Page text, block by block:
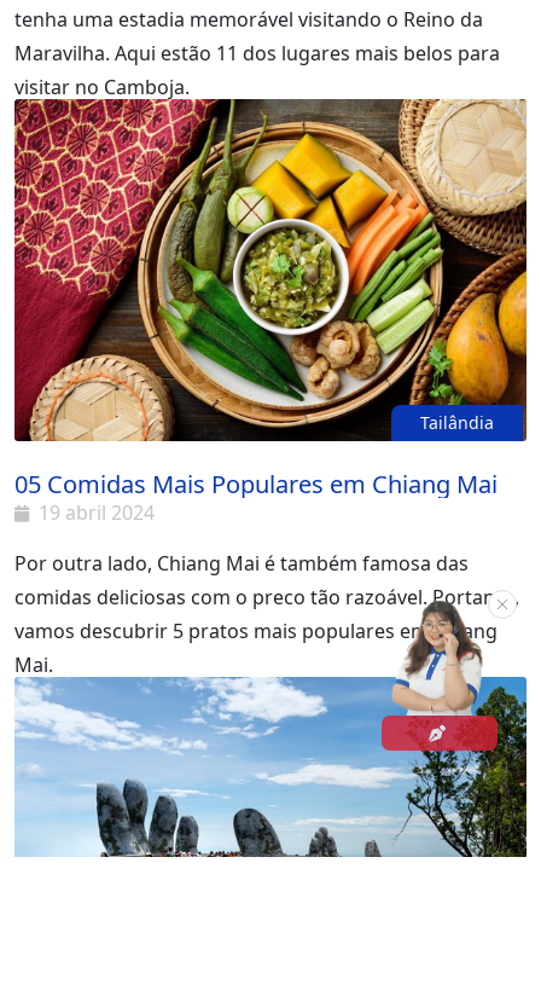
tenha uma estadia memorável visitando o Reino da
Maravilha. Aqui estão 11 dos lugares mais belos para
visitar no Camboja.
Tailândia
05 Comidas Mais Populares em Chiang Mai
19 abril 2024
Por outra lado, Chiang Mai é também famosa das
comidas deliciosas com o preco tão razoável. Portanto,
vamos descubrir 5 pratos mais populares em Chiang
Mai.